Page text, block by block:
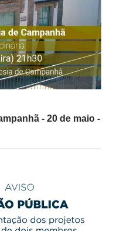
- 20 de maio -